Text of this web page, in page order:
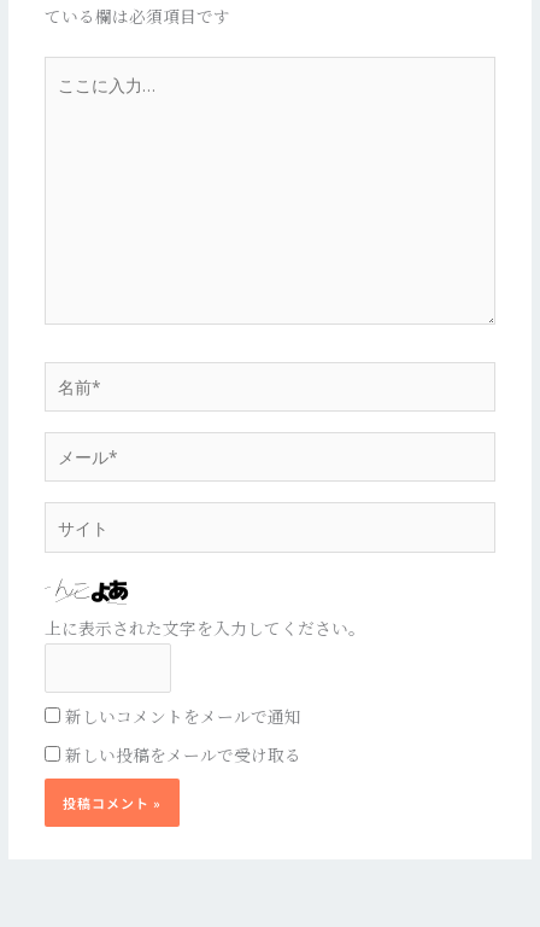
ている欄は必須項目です
前
*
ー
ル
イ
上に表示された文字を入力してください。
新しいコメントをメールで通知
新しい投稿をメールで受け取る